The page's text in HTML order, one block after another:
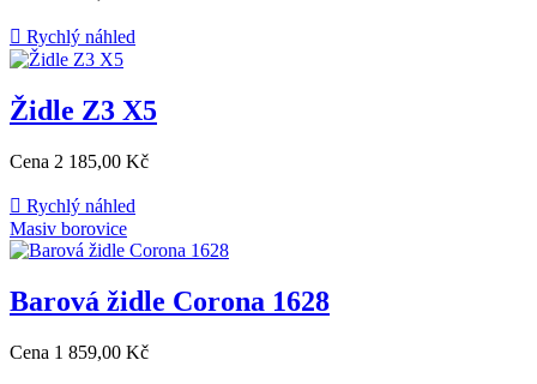
 Rychlý náhled
Židle Z3 X5
Cena 2 185,00 Kč
 Rychlý náhled
Masiv borovice
Barová židle Corona 1628
Cena 1 859,00 Kč